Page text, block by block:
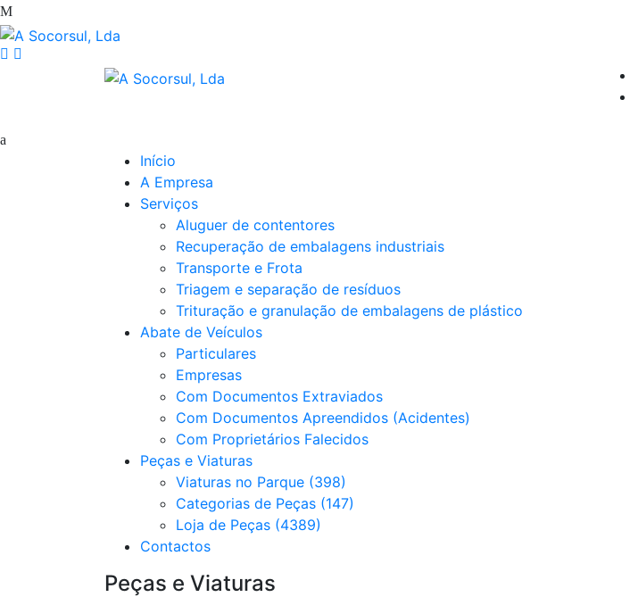
Início
A Empresa
Serviços
Aluguer de contentores
Recuperação de embalagens industriais
Transporte e Frota
Triagem e separação de resíduos
Trituração e granulação de embalagens de plástico
Abate de Veículos
Particulares
Empresas
Com Documentos Extraviados
Com Documentos Apreendidos (Acidentes)
Com Proprietários Falecidos
Peças e Viaturas
Viaturas no Parque (398)
Categorias de Peças (147)
Loja de Peças (4389)
Contactos
Peças e Viaturas